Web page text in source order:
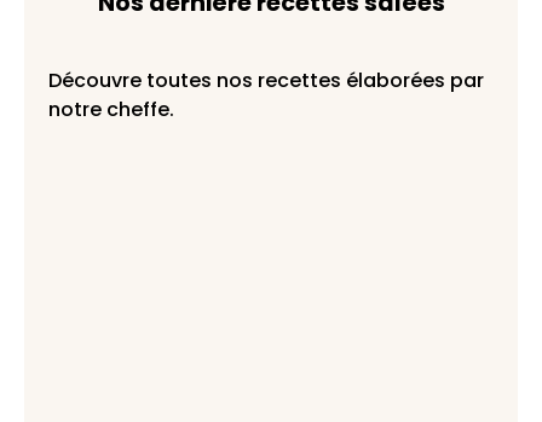
Découvre toutes nos recettes élaborées par
notre cheffe.